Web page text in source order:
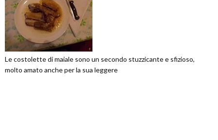
Le costolette di maiale sono un secondo stuzzicante e sfizioso,
molto amato anche per la sua leggere